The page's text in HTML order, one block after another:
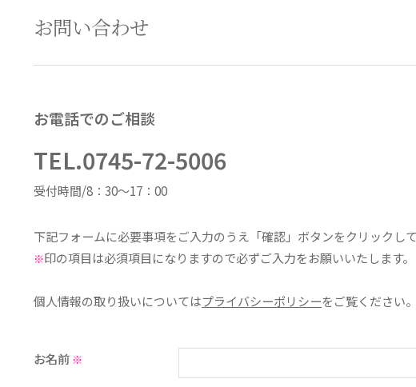
お問い合わせ
お電話でのご相談
TEL.0745-72-5006
受付時間/8：30～17：00
下記フォームに必要事項をご入力のうえ「確認」ボタンをクリックして
※印の項目は必須項目になりますので必ずご入力をお願いいたします。
個人情報の取り扱いについてはプライバシーポリシーをご覧ください。
お名前 ※